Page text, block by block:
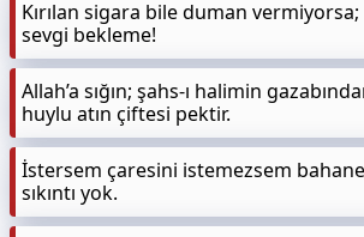
Kırılan sigara bile duman
sevgi bekleme!
Allah’a sığın; şahs-ı halimin
huylu atın çiftesi pektir.
İstersem çaresini istemezsem
sıkıntı yok.